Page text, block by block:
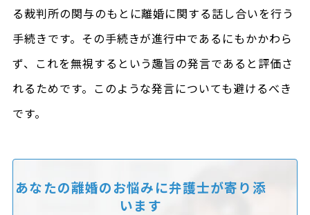
る裁判所の関与のもとに離婚に関する話し合いを行う
手続きです。その手続きが進行中であるにもかかわら
ず、これを無視するという趣旨の発言であると評価さ
れるためです。このような発言についても避けるべき
です。
あなたの離婚のお悩みに弁護士が寄り添
います